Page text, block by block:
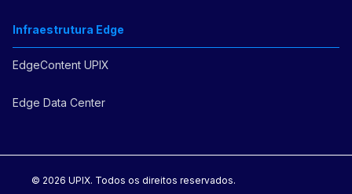
Infraestrutura Edge
EdgeContent UPIX
Edge Data Center
© 2026 UPIX. Todos os direitos reservados.